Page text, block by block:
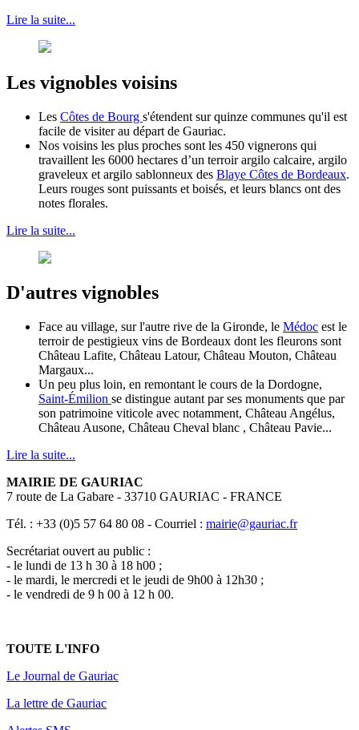
Lire la suite...
Les vignobles voisins
Les Côtes de Bourg s'étendent sur quinze communes qu'il est
facile de visiter au départ de Gauriac.
Nos voisins les plus proches sont les 450 vignerons qui
travaillent les 6000 hectares d’un terroir argilo calcaire, argilo
graveleux et argilo sablonneux des Blaye Côtes de Bordeaux.
Leurs rouges sont puissants et boisés, et leurs blancs ont des
notes florales.
Lire la suite...
D'autres vignobles
Face au village, sur l'autre rive de la Gironde, le Médoc est le
terroir de pestigieux vins de Bordeaux dont les fleurons sont
Château Lafite, Château Latour, Château Mouton, Château
Margaux...
Un peu plus loin, en remontant le cours de la Dordogne,
Saint-Émilion se distingue autant par ses monuments que par
son patrimoine viticole avec notamment, Château Angélus,
Château Ausone, Château Cheval blanc , Château Pavie...
Lire la suite...
MAIRIE DE GAURIAC
7 route de La Gabare - 33710 GAURIAC - FRANCE
Tél. : +33 (0)5 57 64 80 08 - Courriel : mairie@gauriac.fr
Secrétariat ouvert au public :
- le lundi de 13 h 30 à 18 h00 ;
- le mardi, le mercredi et le jeudi de 9h00 à 12h30 ;
- le vendredi de 9 h 00 à 12 h 00.
TOUTE L'INFO
Le Journal de Gauriac
La lettre de Gauriac